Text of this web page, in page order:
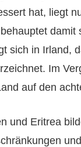
hat, liegt
damit
sich in Irland,
Im
auf den
und Eritrea